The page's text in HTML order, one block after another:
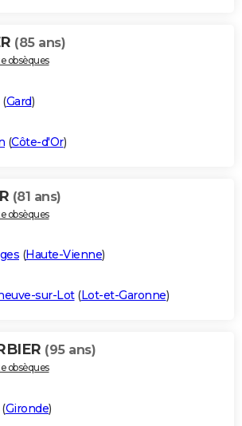
(85 ans)
obsèques
(Gard)
(Côte-d'Or)
(81 ans)
obsèques
(Haute-Vienne)
sur-Lot(Lot-et-Garonne)
(95 ans)
obsèques
(Gironde)